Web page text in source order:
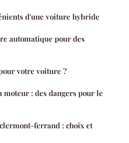
d'une voiture hybride
automatique pour des
votre voiture ?
: des dangers pour le
ferrand : choix et